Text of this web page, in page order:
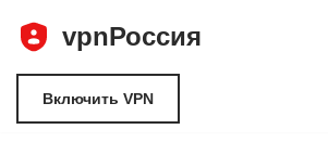
содержимому
vpnРоссия
Включить VPN